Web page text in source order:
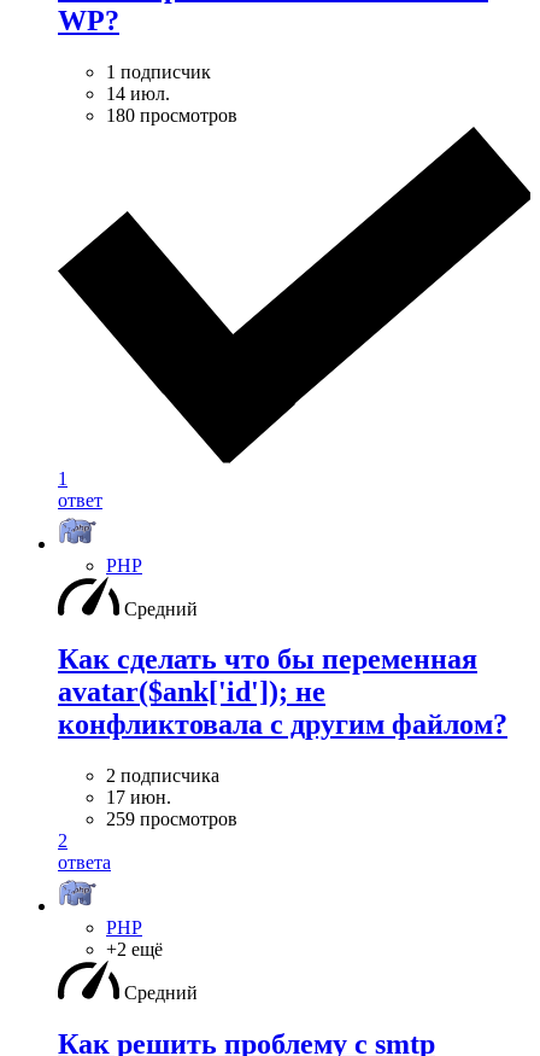
WP?
1 подписчик
14 июл.
180 просмотров
1
ответ
PHP
Средний
Как сделать что бы переменная
avatar($ank['id']); не
конфликтовала с другим файлом?
2 подписчика
17 июн.
259 просмотров
2
ответа
PHP
+2 ещё
Средний
Как решить проблему с smtp